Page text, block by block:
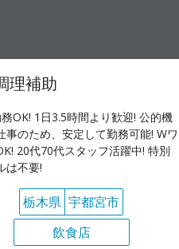
理補助
OK! 1日3.5時間より歓迎! 公的機
事のため、安定して勤務可能! Wワ
20代70代スタッフ活躍中! 特別
は不要!
栃木県 宇都宮市
飲食店